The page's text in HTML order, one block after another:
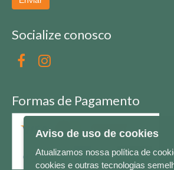
Socialize conosco
Formas de Pagamento
Aviso de uso de cookies
Atualizamos nossa política de
cookies e outras tecnologias